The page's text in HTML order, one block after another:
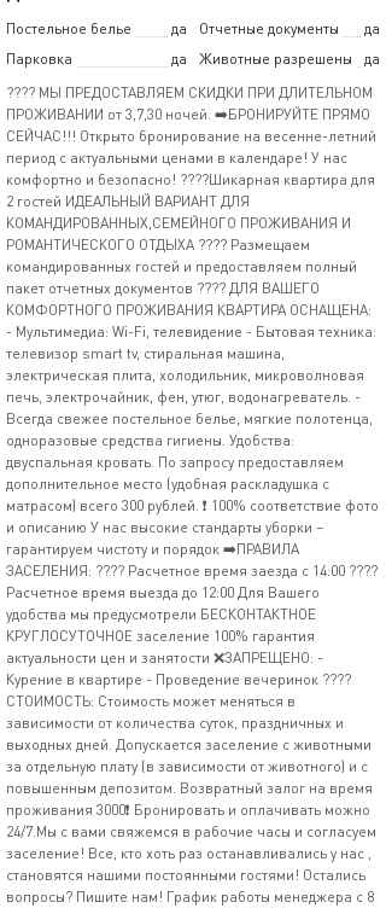
Постельное белье да Отчетные документы
да
Парковка
да Животные разрешены
да
???? МЫ ПРЕДОСТАВЛЯЕМ СКИДКИ ПРИ ДЛИТЕЛЬНОМ
ПРОЖИВАНИИ от 3,7,30 ночей. ➡️БРОНИРУЙТЕ ПРЯМО
СЕЙЧАС!!! Открыто бронирование на весенне-летний
период с актуальными ценами в календаре! У нас
комфортно и безопасно! ????Шикарная квартира для
2 гостей ИДЕАЛЬНЫЙ ВАРИАНТ ДЛЯ
КОМАНДИРОВАННЫХ,СЕМЕЙНОГО ПРОЖИВАНИЯ И
РОМАНТИЧЕСКОГО ОТДЫХА ???? Размещаем
командированных гостей и предоставляем полный
пакет отчетных документов ???? ДЛЯ ВАШЕГО
КОМФОРТНОГО ПРОЖИВАНИЯ КВАРТИРА ОСНАЩЕНА:
- Мультимедиа: Wi-Fi, телевидение - Бытовая техника:
телевизор smart tv, стиральная машина,
электрическая плита, холодильник, микроволновая
печь, электрочайник, фен, утюг, водонагреватель. -
Всегда свежее постельное белье, мягкие полотенца,
одноразовые средства гигиены. Удобства:
двуспальная кровать. По запросу предоставляем
дополнительное место (удобная раскладушка с
матрасом) всего 300 рублей. ❗️ 100% соответствие фото
и описанию У нас высокие стандарты уборки –
гарантируем чистоту и порядок ➡️ПРАВИЛА
ЗАСЕЛЕНИЯ: ???? Расчетное время заезда с 14:00 ????
Расчетное время выезда до 12:00 Для Вашего
удобства мы предусмотрели БЕСКОНТАКТНОЕ
КРУГЛОСУТОЧНОЕ заселение 100% гарантия
актуальности цен и занятости ❌ЗАПРЕЩЕНО: -
Курение в квартире - Проведение вечеринок ????
СТОИМОСТЬ: Стоимость может меняться в
зависимости от количества суток, праздничных и
выходных дней. Допускается заселение с животными
за отдельную плату (в зависимости от животного) и с
повышенным депозитом. Возвратный залог на время
проживания 3000❗️ Бронировать и оплачивать можно
24/7.Мы с вами свяжемся в рабочие часы и согласуем
заселение! Все, кто хоть раз останавливались у нас ,
становятся нашими постоянными гостями! Остались
вопросы? Пишите нам! График работы менеджера с 8